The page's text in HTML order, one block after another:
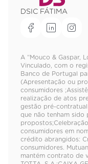
DSIC FÁTIMA
A “Mouco & Gaspar,
Vinculado, com o
Banco de Portugal
(Apresentação ou
consumidores
realização de atos
gestão pré-
que não tenham sido
consumidores em
crédito abrangidos:
consumidores.
mantém contrato de